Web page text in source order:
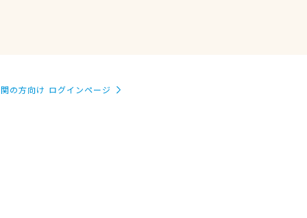
の方向け ログインページ